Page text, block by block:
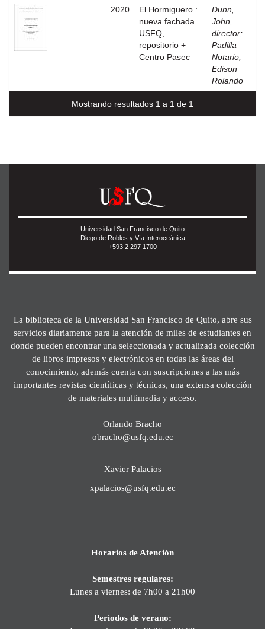
2020
El Hormiguero :
nueva fachada
USFQ,
repositorio +
Centro Pasec
Dunn,
John,
director;
Padilla
Notario,
Edison
Rolando
Mostrando resultados 1 a 1 de 1
Universidad San Francisco de Quito
Diego de Robles y Vía Interoceánica
+593 2 297 1700
La biblioteca de la Universidad San Francisco de Quito, abre sus
servicios diariamente para la atención de miles de estudiantes en
donde pueden encontrar una seleccionada y actualizada colección
de libros impresos y electrónicos en todas las áreas del
conocimiento, además cuenta con suscripciones a las más
importantes revistas científicas y técnicas, una extensa colección
de materiales multimedia y acceso.
Orlando Bracho
obracho@usfq.edu.ec
Xavier Palacios
xpalacios@usfq.edu.ec
Horarios de Atención
Semestres regulares:
Lunes a viernes: de 7h00 a 21h00
Períodos de verano: